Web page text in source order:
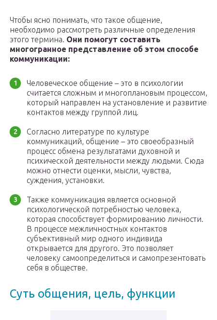
Чтобы ясно понимать, что такое общение,
необходимо рассмотреть различные определения
этого термина. Они помогут составить
многогранное представление об этом способе
коммуникации:
Человеческое общение – это в психологии
считается сложным и многоплановым процессом,
который направлен на установление и развитие
контактов между группой лиц.
Согласно литературе по культуре
коммуникаций, общение – это своеобразный
процесс обмена результатами духовной и
психической деятельности между людьми. Сюда
можно отнести оценки, мысли, чувства,
суждения, установки.
Также коммуникация является основной
психологической потребностью человека,
которая способствует формированию личности.
В процессе межличностных контактов
субъективный мир одного индивида
открывается для другого. Это позволяет
человеку самоопределиться и самопрезентовать
себя в обществе.
Суть общения, цель, функции